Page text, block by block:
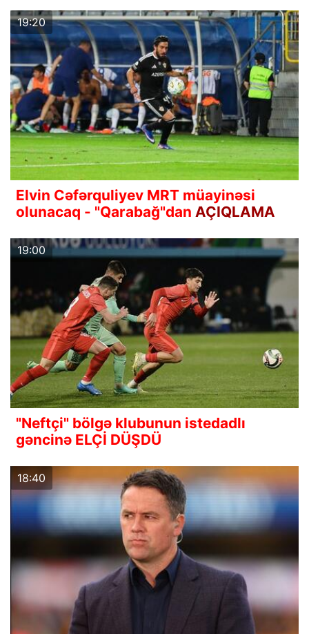
19:20
Elvin Cəfərquliyev MRT müayinəsi
olunacaq - "Qarabağ"dan AÇIQLAMA
19:00
"Neftçi" bölgə klubunun istedadlı
gəncinə ELÇİ DÜŞDÜ
18:40